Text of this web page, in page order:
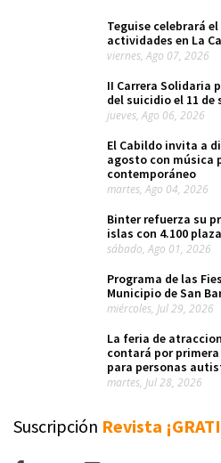
Teguise celebrará
actividades en La
viernes, Ago 07, 2026
II Carrera Solidaria
del suicidio el 11 de
jueves, Ago 06, 2026
El Cabildo invita a
agosto con música
contemporáneo
martes, Ago 04, 2026
Binter refuerza su
islas con 4.100
sábado, Ago 01, 2026
Programa de las
Municipio de San
miércoles, Jul 29, 2026
La feria de
contará por
para personas
martes, Jul 28, 2026
Suscripción Revista